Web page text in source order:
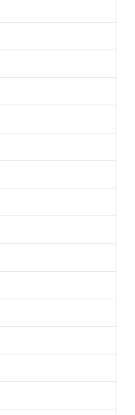
sulle ultime
l'iscrizione alla